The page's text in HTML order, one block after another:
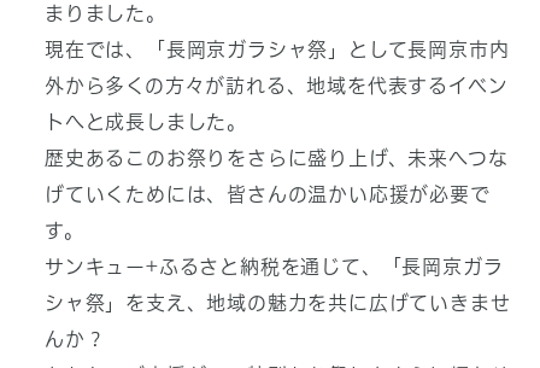
まりました。
現在では、「長岡京ガラシャ祭」として長岡京市内
外から多くの方々が訪れる、地域を代表するイベン
トへと成長しました。
歴史あるこのお祭りをさらに盛り上げ、未来へつな
げていくためには、皆さんの温かい応援が必要で
す。
サンキュー+ふるさと納税を通じて、「長岡京ガラ
シャ祭」を支え、地域の魅力を共に広げていきませ
んか？